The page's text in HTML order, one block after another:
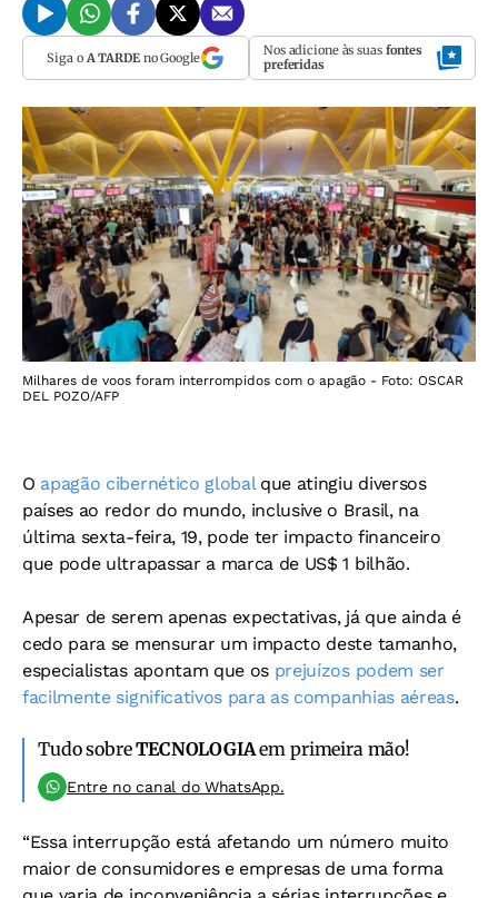
Siga o A TARDEno Google Nos adicione às suas fontes
preferidas
Milhares de voos foram interrompidos com o apagão - Foto: OSCAR
DEL POZO/AFP
O apagão cibernético globalque atingiu diversos
países ao redor do mundo, inclusive o Brasil, na
última sexta-feira, 19, pode ter impacto financeiro
que pode ultrapassar a marca de US$ 1 bilhão.
Apesar de serem apenas expectativas, já que ainda é
cedo para se mensurar um impacto deste tamanho,
especialistas apontam que os prejuízos podem ser
facilmente significativos para as companhias aéreas.
Tudo sobreTECNOLOGIAem primeira mão!
Entre no canal do WhatsApp.
“Essa interrupção está afetando um número muito
maior de consumidores e empresas de uma forma